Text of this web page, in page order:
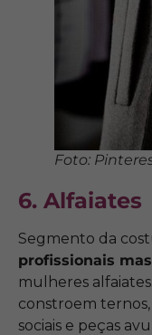
Foto:
6. Alfaiates
Segmento da
profissionais
mulheres
constroem ternos,
sociais e peças